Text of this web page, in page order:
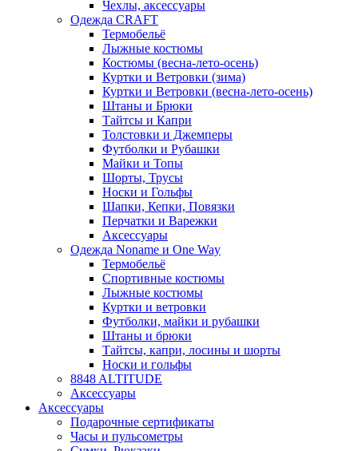
Чехлы, аксессуары
Одежда CRAFT
Термобельё
Лыжные костюмы
Костюмы (весна-лето-осень)
Куртки и Ветровки (зима)
Куртки и Ветровки (весна-лето-осень)
Штаны и Брюки
Тайтсы и Капри
Толстовки и Джемперы
Футболки и Рубашки
Майки и Топы
Шорты, Трусы
Носки и Гольфы
Шапки, Кепки, Повязки
Перчатки и Варежки
Аксессуары
Одежда Noname и One Way
Термобельё
Спортивные костюмы
Лыжные костюмы
Куртки и ветровки
Футболки, майки и рубашки
Штаны и брюки
Тайтсы, капри, лосины и шорты
Носки и гольфы
8848 ALTITUDE
Аксессуары
Аксессуары
Подарочные сертификаты
Часы и пульсометры